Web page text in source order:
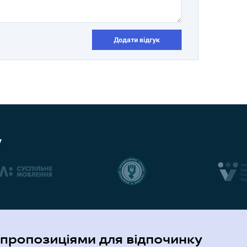
Додати відгук
для відпочинку